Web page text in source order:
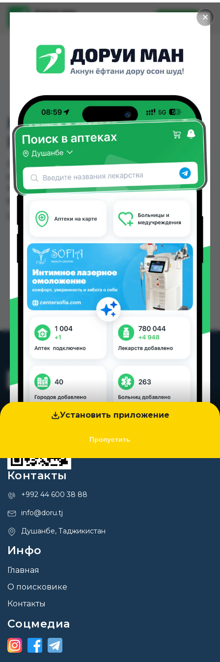
✕
Установить приложение
Пропустить
Доруи ман
Установить
F-03 ФИКСАТОР ДЛЯ
ПАЛЬЦА TYNOR
F-03 ФИКСАТОР ДЛЯ ПАЛЬЦА TYNOR можно
купить или заказать в аптеках, Дору Фарм №20,
КВД Дорухона по цене от 55.00 TJS до 62.00 TJS
Цена: от55.00 TJS
Контакты
+992 44 600 38 88
info@doru.tj
Душанбе, Таджикистан
Инфо
Главная
О поисковике
Контакты
Соцмедиа